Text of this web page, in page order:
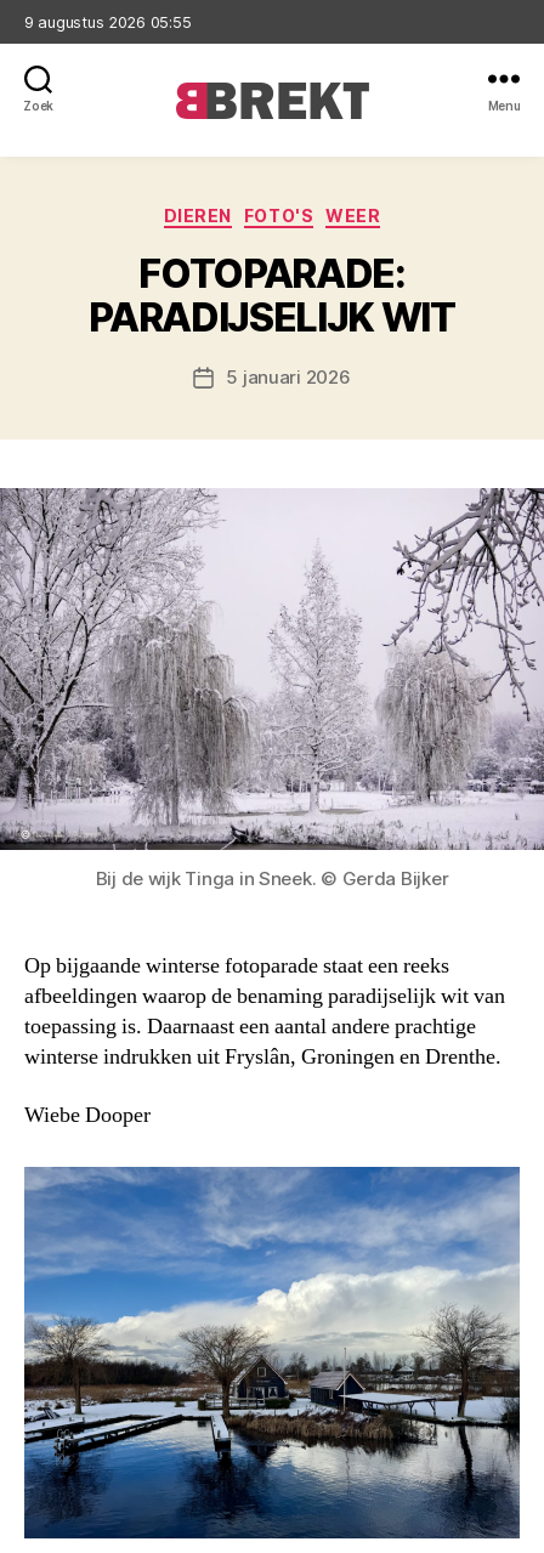
9 augustus 2026 05:55
Zoek Menu
Categorieën
DIEREN FOTO'S WEER
FOTOPARADE:
PARADIJSELIJK WIT
Berichtdatum
5 januari 2026
Bij de wijk Tinga in Sneek. © Gerda Bijker
Op bijgaande winterse fotoparade staat een reeks
afbeeldingen waarop de benaming paradijselijk wit van
toepassing is. Daarnaast een aantal andere prachtige
winterse indrukken uit Fryslân, Groningen en Drenthe.
Wiebe Dooper